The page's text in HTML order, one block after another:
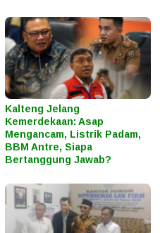
Kalteng Jelang
Kemerdekaan: Asap
Mengancam, Listrik Padam,
BBM Antre, Siapa
Bertanggung Jawab?